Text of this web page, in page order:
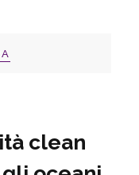
clean